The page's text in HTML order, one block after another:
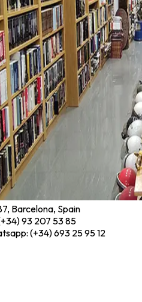
Barcelona, Spain
93 207 53 85
(+34) 693 25 95 12